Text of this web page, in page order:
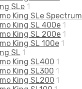
SLe 1
King SLe Spectrum
King SL 400e 1
King SL 200e 1
King SL 100e 1
SL 1
King SL400 1
King SL300 1
King SL200 1